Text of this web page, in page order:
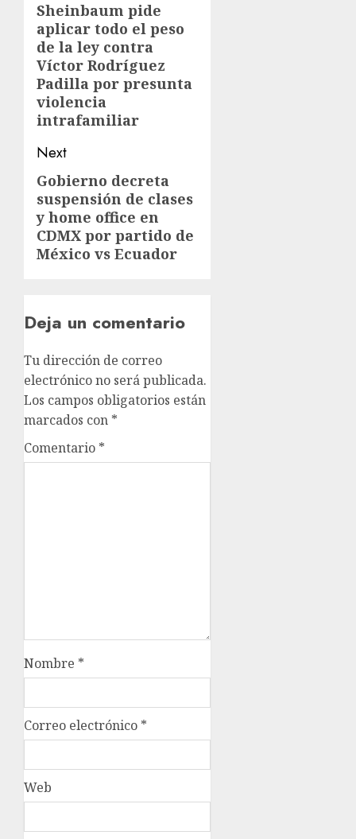
Sheinbaum pide
aplicar todo el peso
de la ley contra
Víctor Rodríguez
Padilla por presunta
violencia
intrafamiliar
Next
Gobierno decreta
suspensión de clases
y home office en
CDMX por partido de
México vs Ecuador
Deja un comentario
Tu dirección de correo
electrónico no será publicada.
Los campos obligatorios están
marcados con *
Comentario *
Nombre *
Correo electrónico *
Web